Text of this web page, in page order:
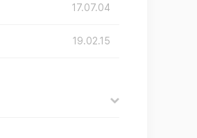
17.07.04
19.02.15